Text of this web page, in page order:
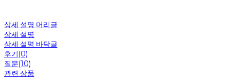
상세 설명 머리글
상세 설명
상세 설명 바닥글
후기(0)
질문(10)
관련 상품